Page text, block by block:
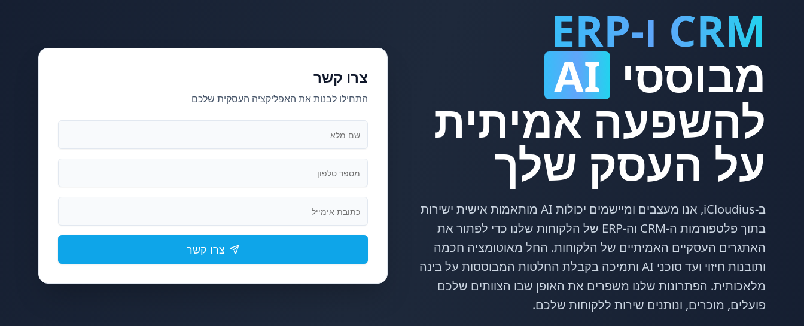
CRM ו-ERP
מבוססי AI
להשפעה אמיתית
על העסק שלך
ב-iCloudius, אנו מעצבים ומיישמים יכולות AI מותאמות אישית ישירות
בתוך פלטפורמות ה-CRM וה-ERP של הלקוחות שלנו כדי לפתור את
האתגרים העסקיים האמיתיים של הלקוחות. החל מאוטומציה חכמה
ותובנות חיזוי ועד סוכני AI ותמיכה בקבלת החלטות המבוססות על בינה
מלאכותית. הפתרונות שלנו משפרים את האופן שבו הצוותים שלכם
פועלים, מוכרים, ונותנים שירות ללקוחות שלכם.
צרו קשר
התחילו לבנות את האפליקציה העסקית שלכם
צרו קשר